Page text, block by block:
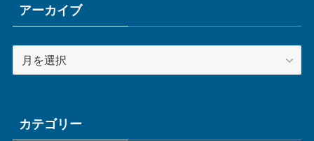
アーカイブ
ブカテゴリー